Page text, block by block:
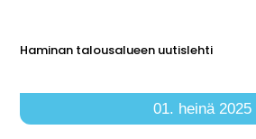
Haminan talousalueen uutislehti
01. heinä 2025